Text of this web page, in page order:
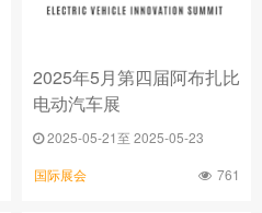
2025年5月第四届阿布扎比
电动汽车展
2025-05-21至 2025-05-23
国际展会 761